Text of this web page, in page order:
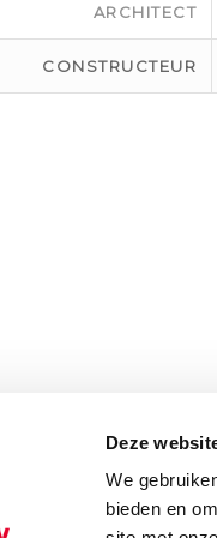
Deze
We
bieden en
ARCHITECT
CONSTRUCTEUR